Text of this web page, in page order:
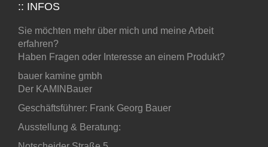
:: INFOS
Sie möchten mehr über mich und meine Arbeit
erfahren?
Haben Fragen oder Interesse an einem Produkt?
bauer kamine gmbh
Der KAMINBauer
Geschäftsführer: Frank Georg Bauer
Ausstellung & Beratung: